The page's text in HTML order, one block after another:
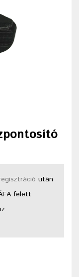
után
felett